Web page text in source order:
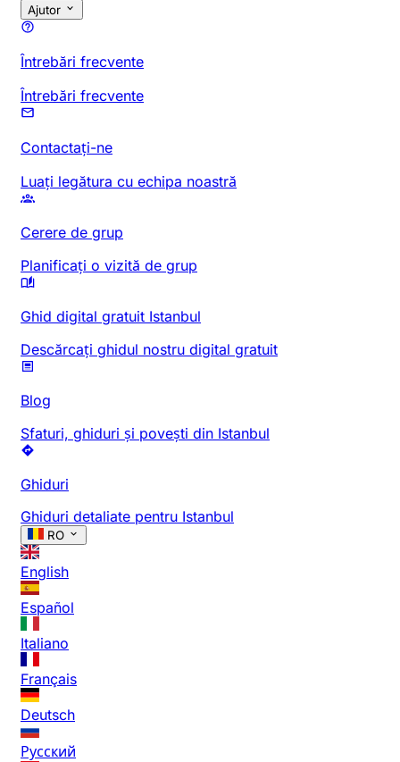
Ajutor
Întrebări frecvente
Întrebări frecvente
Contactați-ne
Luați legătura cu echipa noastră
Cerere de grup
Planificați o vizită de grup
Ghid digital gratuit Istanbul
Descărcați ghidul nostru digital gratuit
Blog
Sfaturi, ghiduri și povești din Istanbul
Ghiduri
Ghiduri detaliate pentru Istanbul
RO
English
Español
Italiano
Français
Deutsch
Русский